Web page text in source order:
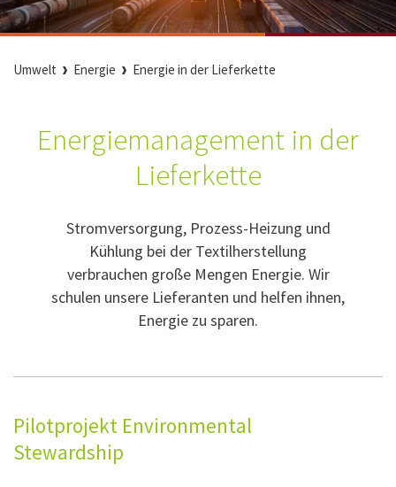
Umwelt Energie Energie in der Lieferkette
Energiemanagement in der
Lieferkette
Stromversorgung, Prozess-Heizung und
Kühlung bei der Textilherstellung
verbrauchen große Mengen Energie. Wir
schulen unsere Lieferanten und helfen ihnen,
Energie zu sparen.
Pilotprojekt Environmental
Stewardship